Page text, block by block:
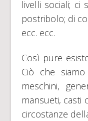
livelli sociali; ci
postribolo; di
ecc. ecc.
Così pure
Ciò che
meschini,
mansueti, casti
circostanze